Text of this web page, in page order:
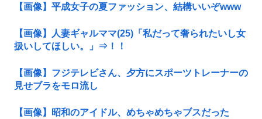
【画像】平成女子の夏ファッション、結構いいぞwww
【画像】人妻ギャルママ(25)「私だって奢られたいし女
扱いしてほしい。」⇒！！
【画像】フジテレビさん、夕方にスポーツトレーナーの
見せブラをモロ流し
【画像】昭和のアイドル、めちゃめちゃブスだった